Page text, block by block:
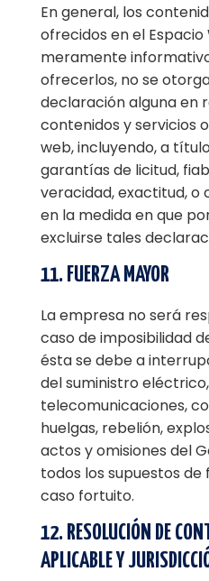
En general, los
ofrecidos en el
meramente
ofrecerlos, no se
declaración alguna en
contenidos y servicios
web, incluyendo, a
garantías de licitud,
veracidad, exactitud, o
en la medida en que
excluirse tales
11. FUERZA MAYOR
La empresa no será
caso de imposibilidad
ésta se debe a
del suministro
telecomunicaciones,
huelgas, rebelión,
actos y omisiones del
todos los supuestos
caso fortuito.
12. RESOLUCIÓN DE
APLICABLE Y